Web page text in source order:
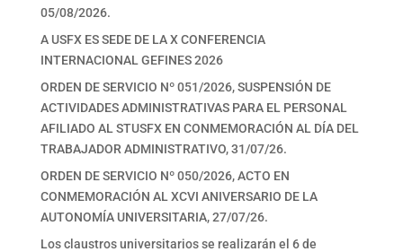
05/08/2026.
A USFX ES SEDE DE LA X CONFERENCIA
INTERNACIONAL GEFINES 2026
ORDEN DE SERVICIO Nº 051/2026, SUSPENSIÓN DE
ACTIVIDADES ADMINISTRATIVAS PARA EL PERSONAL
AFILIADO AL STUSFX EN CONMEMORACIÓN AL DÍA DEL
TRABAJADOR ADMINISTRATIVO, 31/07/26.
ORDEN DE SERVICIO Nº 050/2026, ACTO EN
CONMEMORACIÓN AL XCVI ANIVERSARIO DE LA
AUTONOMÍA UNIVERSITARIA, 27/07/26.
Los claustros universitarios se realizarán el 6 de